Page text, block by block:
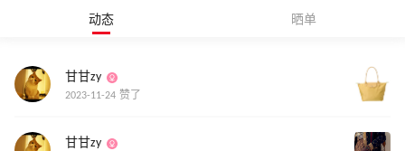
动态 晒单
甘甘zy
2023-11-24 赞了
甘甘zy